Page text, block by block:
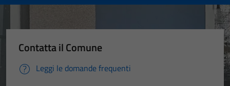
Contatta il Comune
Leggi le domande frequenti